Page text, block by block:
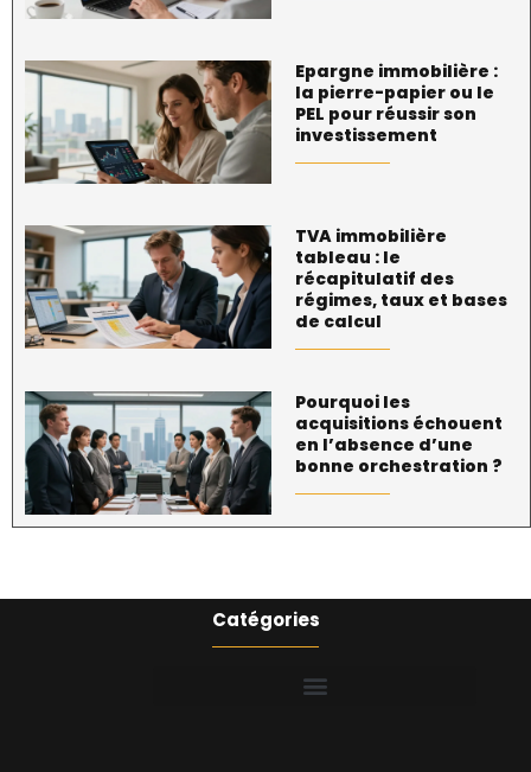
Epargne immobilière :
la pierre-papier ou le
PEL pour réussir son
investissement
TVA immobilière
tableau : le
récapitulatif des
régimes, taux et bases
de calcul
Pourquoi les
acquisitions échouent
en l’absence d’une
bonne orchestration ?
Catégories